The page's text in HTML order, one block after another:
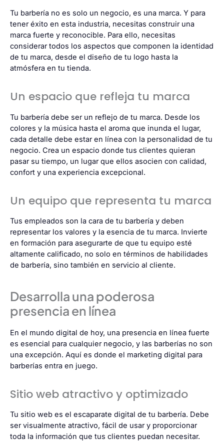
Tu barbería no es solo un negocio, es una marca. Y para
tener éxito en esta industria, necesitas construir una
marca fuerte y reconocible. Para ello, necesitas
considerar todos los aspectos que componen la identidad
de tu marca, desde el diseño de tu logo hasta la
atmósfera en tu tienda.
Un espacio que refleja tu marca
Tu barbería debe ser un reflejo de tu marca. Desde los
colores y la música hasta el aroma que inunda el lugar,
cada detalle debe estar en línea con la personalidad de tu
negocio. Crea un espacio donde tus clientes quieran
pasar su tiempo, un lugar que ellos asocien con calidad,
confort y una experiencia excepcional.
Un equipo que representa tu marca
Tus empleados son la cara de tu barbería y deben
representar los valores y la esencia de tu marca. Invierte
en formación para asegurarte de que tu equipo esté
altamente calificado, no solo en términos de habilidades
de barbería, sino también en servicio al cliente.
Desarrolla una poderosa
presencia en línea
En el mundo digital de hoy, una presencia en línea fuerte
es esencial para cualquier negocio, y las barberías no son
una excepción. Aquí es donde el marketing digital para
barberías entra en juego.
Sitio web atractivo y optimizado
Tu sitio web es el escaparate digital de tu barbería. Debe
ser visualmente atractivo, fácil de usar y proporcionar
toda la información que tus clientes puedan necesitar.